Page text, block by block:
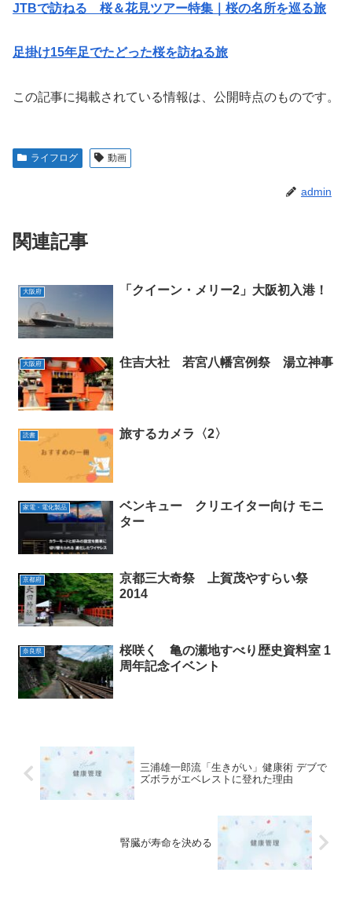
JTBで訪ねる 桜＆花見ツアー特集｜桜の名所を巡る旅
足掛け15年足でたどった桜を訪ねる旅
この記事に掲載されている情報は、公開時点のものです。
ライフログ 動画
admin
関連記事
大阪府 「クイーン・メリー2」大阪初入港！
大阪府 住吉大社 若宮八幡宮例祭 湯立神事
読書 旅するカメラ〈2〉
家電・電化製品
ベンキュー クリエイター向け モニ
ター
京都府
京都三大奇祭 上賀茂やすらい祭
2014
奈良県
桜咲く 亀の瀬地すべり歴史資料室 1
周年記念イベント
三浦雄一郎流「生きがい」健康術 デブで
ズボラがエベレストに登れた理由
腎臓が寿命を決める